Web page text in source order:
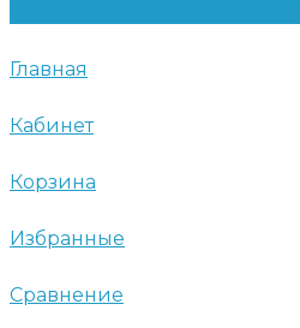
Главная
Кабинет
Корзина
Избранные
Сравнение